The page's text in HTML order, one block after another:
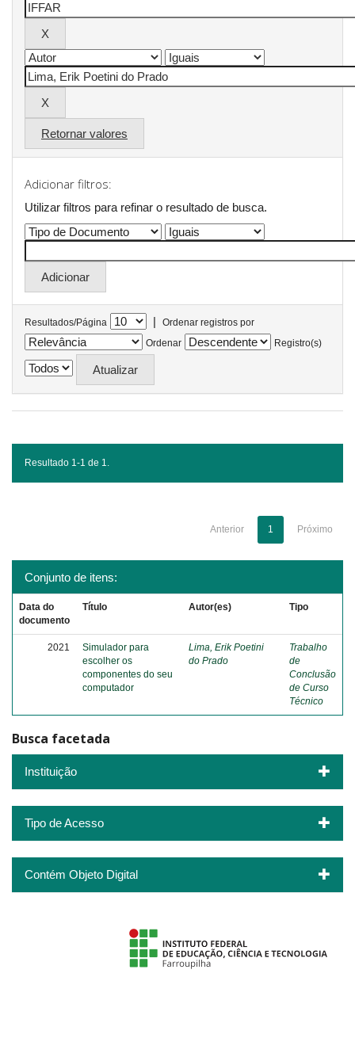
Retornar valores
Adicionar filtros:
Utilizar filtros para refinar o resultado de busca.
Resultados/Página |
Ordenar registros por
Ordenar
Registro(s)
Resultado 1-1 de 1.
Anterior 1 Próximo
Conjunto de itens:
Data do
documento
Título Autor(es) Tipo
2021
Simulador para
escolher os
componentes do seu
computador
Lima, Erik Poetini
do Prado
Trabalho
de
Conclusão
de Curso
Técnico
Busca facetada
Instituição
Tipo de Acesso
Contém Objeto Digital